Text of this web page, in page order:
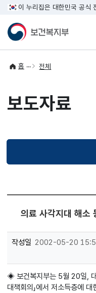
이 누리집은 대한민국 공식
홈 전체
보도자료
의료 사각지대 해소
작성일 2002-05-20
◈ 보건복지부는 5월 20일, 대
대책회의」에서 저소득층에